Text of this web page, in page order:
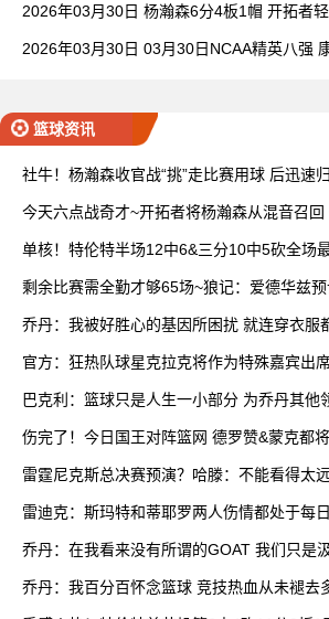
2026年03月30日 杨瀚森6分4板1帽 开拓者
2026年03月30日 03月30日NCAA精英八强
篮球资讯
社牛！杨瀚森收官战“挑”走比赛用球 后迅速
今天六点战奇才~开拓者将杨瀚森从混音召
单核！特伦特半场12中6&三分10中5砍全场
剩余比赛需全勤才够65场~狼记：爱德华兹
乔丹：我被好胜心的基因所困扰 就连穿衣服
官方：狂热队球星克拉克将作为特殊嘉宾出
巴克利：篮球只是人生一小部分 为乔丹其他
伤完了！今日国王对阵篮网 德罗赞&蒙克都
雷霆尼克斯总决赛预演？哈滕：不能看得太
雷迪克：斯玛特和蒂耶罗两人伤情都处于每
乔丹：在我看来没有所谓的GOAT 我们只是
乔丹：我百分百怀念篮球 竞技热血从未褪去